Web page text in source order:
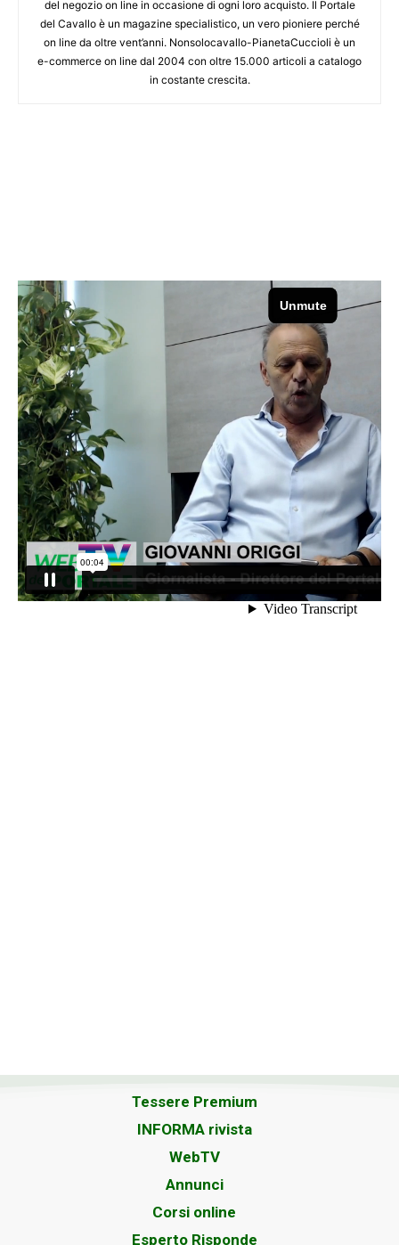
del negozio on line in occasione di ogni loro acquisto. Il Portale
del Cavallo è un magazine specialistico, un vero pioniere perché
on line da oltre vent’anni. Nonsolocavallo-PianetaCuccioli è un
e-commerce on line dal 2004 con oltre 15.000 articoli a catalogo
in costante crescita.
Tessere Premium
INFORMA rivista
WebTV
Annunci
Corsi online
Esperto Risponde